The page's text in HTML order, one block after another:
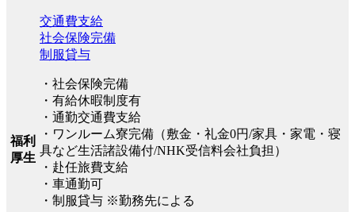
福利
厚生
交通費支給
社会保険完備
制服貸与
・社会保険完備
・有給休暇制度有
・通勤交通費支給
・ワンルーム寮完備（敷金・礼金0円/家具・家電・寝
具など生活諸設備付/NHK受信料会社負担）
・赴任旅費支給
・車通勤可
・制服貸与 ※勤務先による